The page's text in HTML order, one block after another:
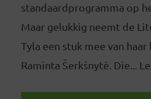
standaardprogramma op
Maar gelukkig neemt de
Tyla een stuk mee van
Raminta Šerkšnytė. Die...